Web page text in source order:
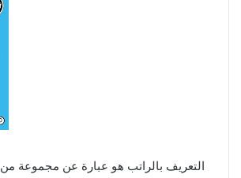
التعريف بالراتب هو عبارة عن مجموعة من